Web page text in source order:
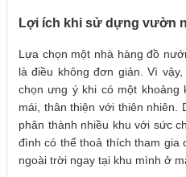
Lợi ích khi sử dựng vườn
Lựa chọn một nhà hàng đồ
là điều không đơn giản. Vì
chọn ưng ý khi có một khoảng
mái, thân thiện với thiên nhiên.
phân thành nhiều khu với sức
đình có thể thoả thích tham gia
ngoài trời ngay tại khu mình ở